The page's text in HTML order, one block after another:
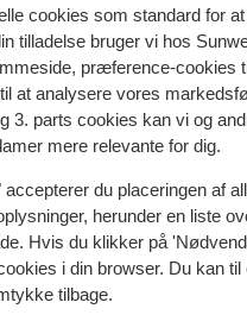
cookies som standard for
tilladelse bruger vi hos
præference-cookies
at analysere vores
3. parts cookies kan vi og
mere relevante for dig.
du placeringen af
herunder en liste
Hvis du klikker på
i din browser. Du kan
tilbage.
med vores
Fabelagtig
dat hotel is top
dat hotel is top